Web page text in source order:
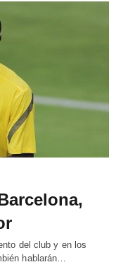
del club y en los
hablarán…